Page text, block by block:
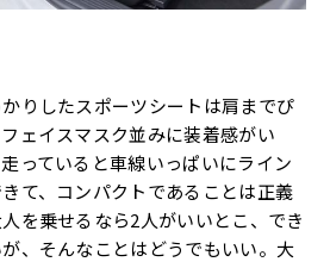
りしたスポーツシートは肩までぴ
ェイスマスク並みに装着感がい
っていると車線いっぱいにライン
て、コンパクトであることは正義
を乗せるなら2人がいいとこ、でき
、そんなことはどうでもいい。大